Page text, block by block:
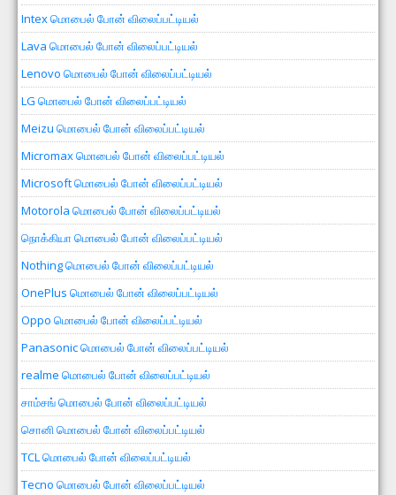
Intex மொபைல் போன் விலைப்பட்டியல்
Lava மொபைல் போன் விலைப்பட்டியல்
Lenovo மொபைல் போன் விலைப்பட்டியல்
LG மொபைல் போன் விலைப்பட்டியல்
Meizu மொபைல் போன் விலைப்பட்டியல்
Micromax மொபைல் போன் விலைப்பட்டியல்
Microsoft மொபைல் போன் விலைப்பட்டியல்
Motorola மொபைல் போன் விலைப்பட்டியல்
நொக்கியா மொபைல் போன் விலைப்பட்டியல்
Nothing மொபைல் போன் விலைப்பட்டியல்
OnePlus மொபைல் போன் விலைப்பட்டியல்
Oppo மொபைல் போன் விலைப்பட்டியல்
Panasonic மொபைல் போன் விலைப்பட்டியல்
realme மொபைல் போன் விலைப்பட்டியல்
சாம்சங் மொபைல் போன் விலைப்பட்டியல்
சொனி மொபைல் போன் விலைப்பட்டியல்
TCL மொபைல் போன் விலைப்பட்டியல்
Tecno மொபைல் போன் விலைப்பட்டியல்